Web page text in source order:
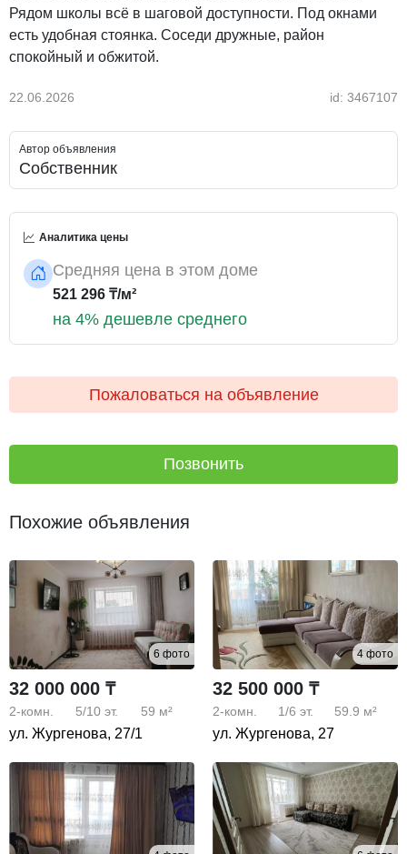
Рядом школы всё в шаговой доступности. Под окнами
есть удобная стоянка. Соседи дружные, район
спокойный и обжитой.
22.06.2026 id: 3467107
Автор объявления
Собственник
Аналитика цены
Средняя цена в этом доме
521 296 ₸/м²
на 4% дешевле среднего
Пожаловаться на объявление
Позвонить
Похожие объявления
6 фото
32 000 000 ₸
2-комн. 5/10 эт. 59 м²
ул. Жургенова, 27/1
4 фото
32 500 000 ₸
2-комн. 1/6 эт. 59.9 м²
ул. Жургенова, 27